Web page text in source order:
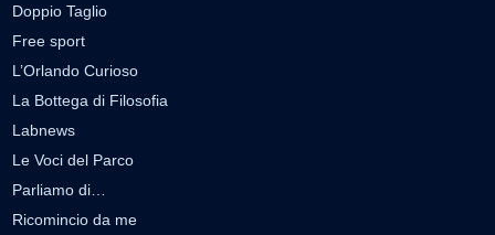
Doppio Taglio
Free sport
L’Orlando Curioso
La Bottega di Filosofia
Labnews
Le Voci del Parco
Parliamo di…
Ricomincio da me